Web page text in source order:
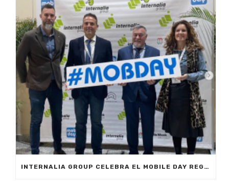
INTERNALIA GROUP CELEBRA EL MOBILE DAY REGISTRO HORARIO EN MARBELLA